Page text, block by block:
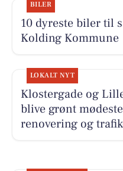
BILER
10 dyreste biler til
Kolding Kommune
LOKALT NYT
Klostergade og
blive grønt
renovering og